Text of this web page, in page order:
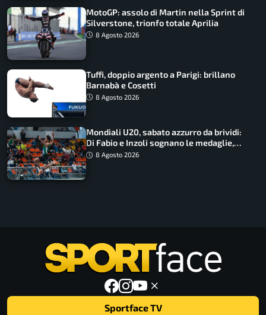
MotoGP: assolo di Martin nella Sprint di
Silverstone, trionfo totale Aprilia
8 Agosto 2026
Tuffi, doppio argento a Parigi: brillano
Barnabà e Cosetti
8 Agosto 2026
Mondiali U20, sabato azzurro da brividi:
Di Fabio e Inzoli sognano le medaglie,
Castellani e Succo in finale
8 Agosto 2026
Sportface TV